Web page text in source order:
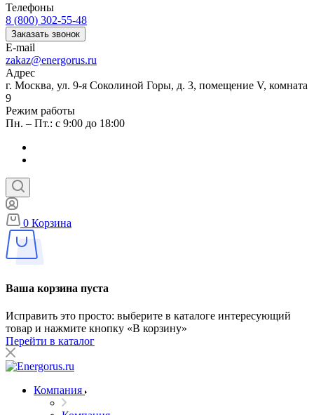
Телефоны
8 (800) 302-55-48
Заказать звонок
E-mail
zakaz@energorus.ru
Адрес
г. Москва, ул. 9-я Соколиной Горы, д. 3, помещение V, комната
9
Режим работы
Пн. – Пт.: с 9:00 до 18:00
0 Корзина
Ваша корзина пуста
Исправить это просто: выберите в каталоге интересующий
товар и нажмите кнопку «В корзину»
Перейти в каталог
Компания